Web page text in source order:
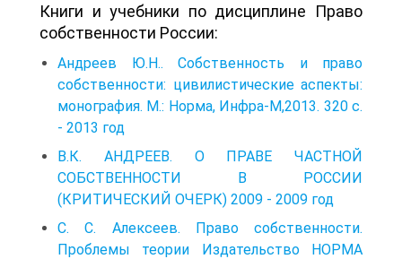
Книги и учебники по дисциплине Право
собственности России:
Андреев Ю.Н.. Собственность и право
собственности: цивилистические аспекты:
монография. М.: Норма, Инфра-М,2013. 320 с.
- 2013 год
В.К. АНДРЕЕВ. О ПРАВЕ ЧАСТНОЙ
СОБСТВЕННОСТИ В РОССИИ
(КРИТИЧЕСКИЙ ОЧЕРК) 2009 - 2009 год
С. С. Алексеев. Право собственности.
Проблемы теории Издательство НОРМА